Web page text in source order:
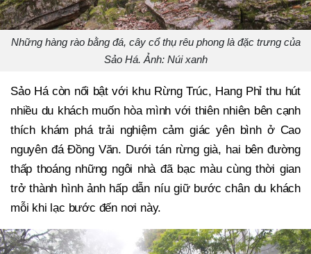
Những hàng rào bằng đá, cây cổ thụ rêu phong là đặc trưng của
Sảo Há. Ảnh: Núi xanh
Sảo Há còn nổi bật với khu Rừng Trúc, Hang Phỉ thu hút
nhiều du khách muốn hòa mình với thiên nhiên bên cạnh
thích khám phá trải nghiệm cảm giác yên bình ở Cao
nguyên đá Đồng Văn. Dưới tán rừng già, hai bên đường
thấp thoáng những ngôi nhà đã bạc màu cùng thời gian
trở thành hình ảnh hấp dẫn níu giữ bước chân du khách
mỗi khi lạc bước đến nơi này.